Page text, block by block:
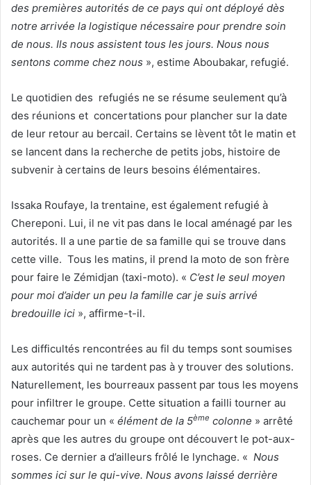
des premières autorités de ce pays qui ont déployé dès
notre arrivée la logistique nécessaire pour prendre soin
de nous. Ils nous assistent tous les jours. Nous nous
sentons comme chez nous », estime Aboubakar, refugié.
Le quotidien des refugiés ne se résume seulement qu’à
des réunions et concertations pour plancher sur la date
de leur retour au bercail. Certains se lèvent tôt le matin et
se lancent dans la recherche de petits jobs, histoire de
subvenir à certains de leurs besoins élémentaires.
Issaka Roufaye, la trentaine, est également refugié à
Chereponi. Lui, il ne vit pas dans le local aménagé par les
autorités. Il a une partie de sa famille qui se trouve dans
cette ville. Tous les matins, il prend la moto de son frère
pour faire le Zémidjan (taxi-moto). « C’est le seul moyen
pour moi d’aider un peu la famille car je suis arrivé
bredouille ici », affirme-t-il.
Les difficultés rencontrées au fil du temps sont soumises
aux autorités qui ne tardent pas à y trouver des solutions.
Naturellement, les bourreaux passent par tous les moyens
pour infiltrer le groupe. Cette situation a failli tourner au
cauchemar pour un « élément de la 5ème colonne » arrêté
après que les autres du groupe ont découvert le pot-aux-
roses. Ce dernier a d’ailleurs frôlé le lynchage. « Nous
sommes ici sur le qui-vive. Nous avons laissé derrière